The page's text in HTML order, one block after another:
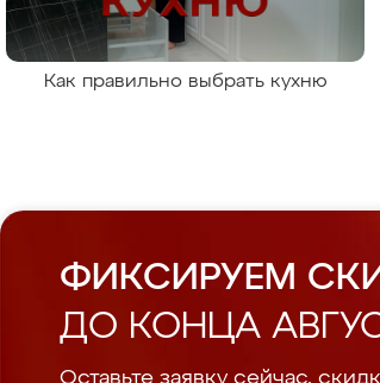
Как правильно выбрать кухню
ФИКСИРУЕМ
ДО КОНЦА
Оставьте заявку сейчас,